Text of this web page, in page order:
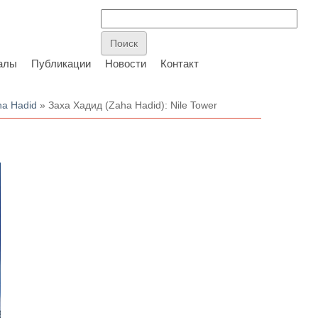
Публикации Новости Контакт
Hadid » Заха Хадид (Zaha Hadid): Nile Tower